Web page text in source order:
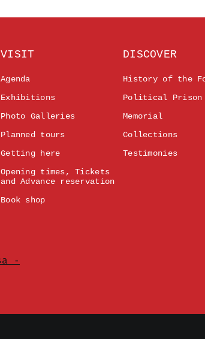
VISIT
Agenda
Exhibitions
Photo Galleries
Planned tours
Getting here
Opening times, Tickets
and Advance reservation
Book shop
DISCOVER
History of the
Political Prison
Memorial
Collections
Testimonies